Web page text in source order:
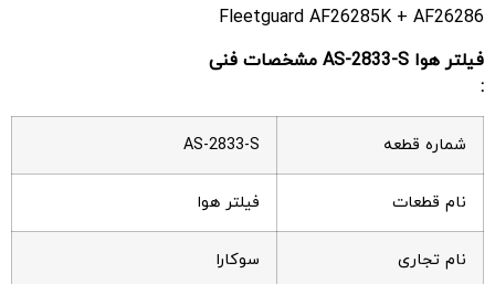
Fleetguard AF26285K + AF26286
فیلتر هوا AS-2833-S مشخصات فنی
:
شماره قطعه AS-2833-S
نام قطعات فیلتر هوا
نام تجاری سوکارا